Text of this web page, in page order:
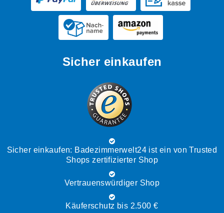
Sicher einkaufen
Sicher einkaufen: Badezimmerwelt24 ist ein von Trusted
Shops zertifizierter Shop
Vertrauenswürdiger Shop
Käuferschutz bis 2.500 €